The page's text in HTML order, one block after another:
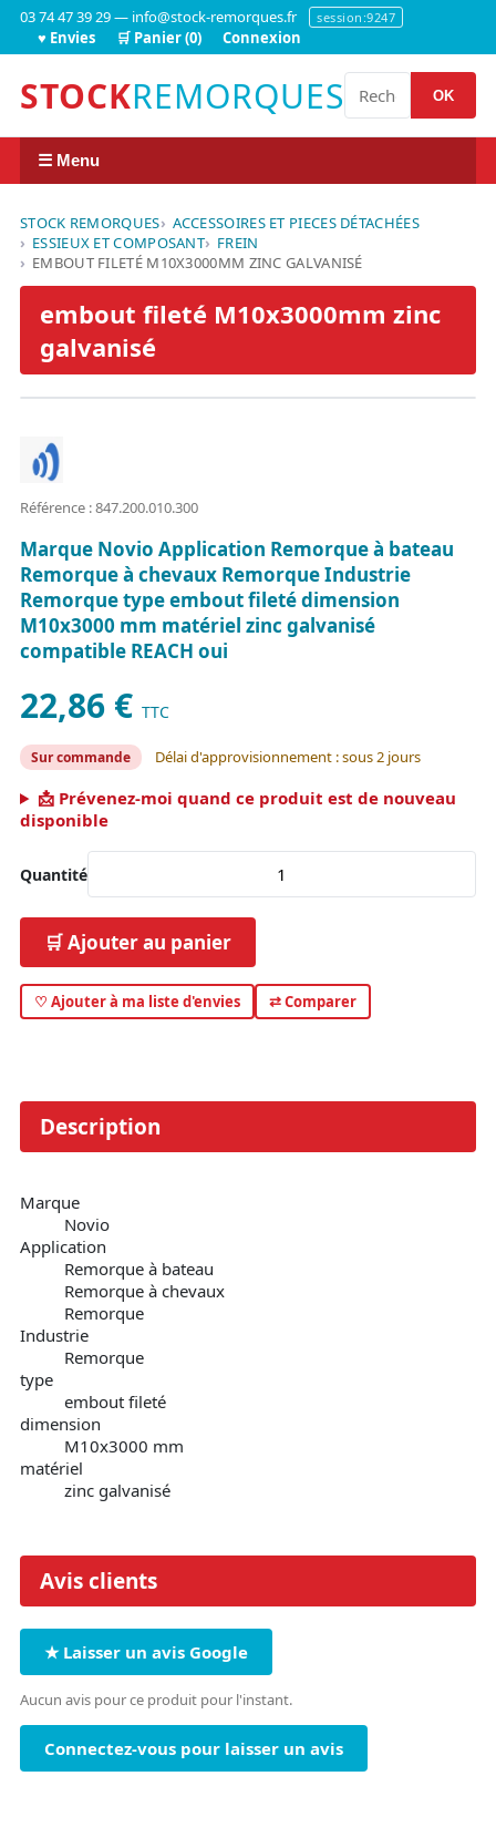
03 74 47 39 29 — info@stock-remorques.fr session:9247
♥ Envies 🛒 Panier (0) Connexion
STOCKREMORQUES OK
☰ Menu
STOCK REMORQUES
ACCESSOIRES ET PIECES DÉTACHÉES
ESSIEUX ET COMPOSANT
FREIN
EMBOUT FILETÉ M10X3000MM ZINC GALVANISÉ
embout fileté M10x3000mm zinc
galvanisé
Référence : 847.200.010.300
Marque Novio Application Remorque à bateau
Remorque à chevaux Remorque Industrie
Remorque type embout fileté dimension
M10x3000 mm matériel zinc galvanisé
compatible REACH oui
22,86 € TTC
Sur commande Délai d'approvisionnement : sous 2 jours
📩 Prévenez-moi quand ce produit est de nouveau
disponible
Quantité
🛒 Ajouter au panier
♡ Ajouter à ma liste d'envies ⇄ Comparer
Description
Marque
Novio
Application
Remorque à bateau
Remorque à chevaux
Remorque
Industrie
Remorque
type
embout fileté
dimension
M10x3000 mm
matériel
zinc galvanisé
Avis clients
★ Laisser un avis Google
Aucun avis pour ce produit pour l'instant.
Connectez-vous pour laisser un avis